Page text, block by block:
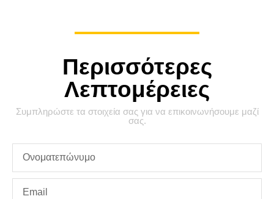
Περισσότερες
Λεπτομέρειες
Συμπληρώστε τα στοιχεία σας για να επικοινωνήσουμε μαζί
σας.